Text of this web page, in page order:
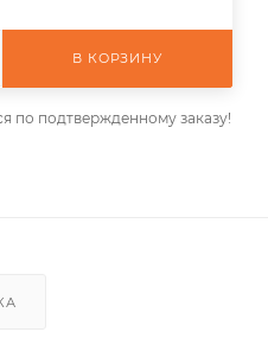
В КОРЗИНУ
по подтвержденному заказу!